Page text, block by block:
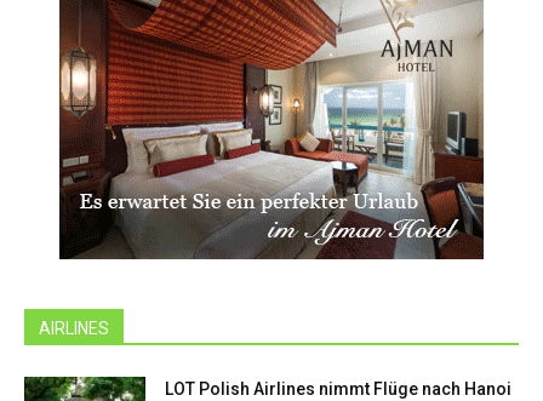
AIRLINES
LOT Polish Airlines nimmt Flüge nach Hanoi